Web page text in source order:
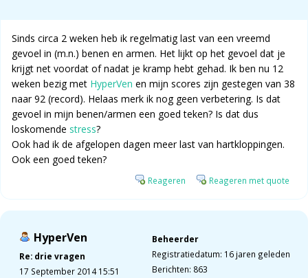
Sinds circa 2 weken heb ik regelmatig last van een vreemd
gevoel in (m.n.) benen en armen. Het lijkt op het gevoel dat je
krijgt net voordat of nadat je kramp hebt gehad. Ik ben nu 12
weken bezig met HyperVen en mijn scores zijn gestegen van 38
naar 92 (record). Helaas merk ik nog geen verbetering. Is dat
gevoel in mijn benen/armen een goed teken? Is dat dus
loskomende stress?
Ook had ik de afgelopen dagen meer last van hartkloppingen.
Ook een goed teken?
Reageren Reageren met quote
HyperVen
Re: drie vragen
17 September 2014 15:51
Beheerder
Registratiedatum: 16 jaren geleden
Berichten: 863